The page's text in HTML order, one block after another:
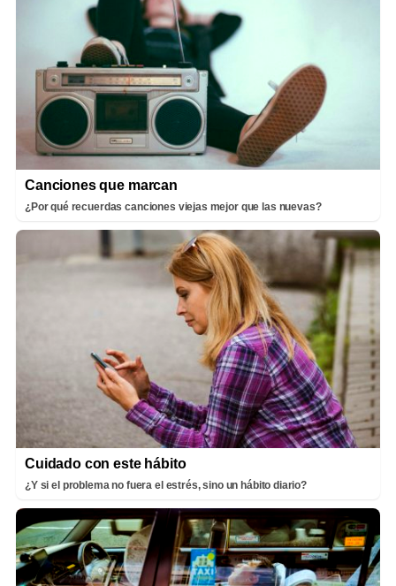
Canciones que marcan
¿Por qué recuerdas canciones viejas mejor que las nuevas?
Cuidado con este hábito
¿Y si el problema no fuera el estrés, sino un hábito diario?